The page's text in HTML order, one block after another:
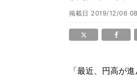
掲載日 2019/12/06
「最近、円高が